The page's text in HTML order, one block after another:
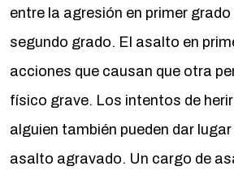
entre la agresión en primer
segundo grado. El asalto en
acciones que causan que otra
físico grave. Los intentos de
alguien también pueden dar
asalto agravado. Un cargo de